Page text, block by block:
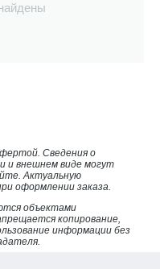
Сведения о
и внешнем виде могут
Актуальную
оформлении заказа.
объектами
копирование,
информации без